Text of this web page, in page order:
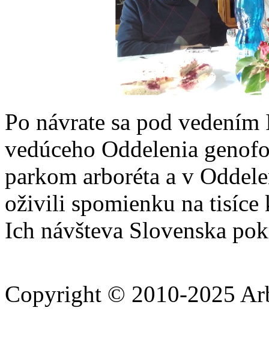
Po návrate sa pod
vedúceho Oddelenia
parkom arboréta a v
oživili spomienku na
Ich návšteva Slovenska
Copyright © 2010-2025